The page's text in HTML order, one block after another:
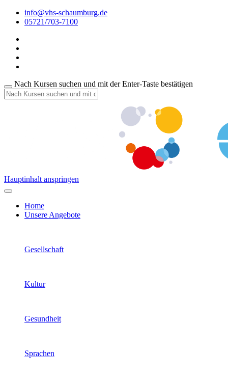
info@vhs-schaumburg.de
05721/703-7100
Nach Kursen suchen und mit der Enter-Taste bestätigen
Hauptinhalt anspringen
Home
Unsere Angebote
Gesellschaft
Kultur
Gesundheit
Sprachen